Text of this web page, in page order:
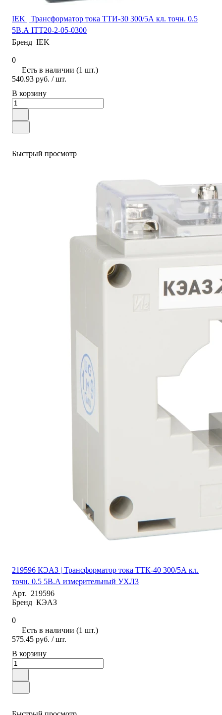
IEK | Трансформатор тока ТТИ-30 300/5А кл. точн. 0.5
5В.А ITT20-2-05-0300
Бренд IEK
0
Есть в наличии (1 шт.)
540.93 руб. / шт.
В корзину
Быстрый просмотр
219596 КЭАЗ | Трансформатор тока ТТК-40 300/5А кл.
точн. 0.5 5В.А измерительный УХЛ3
Арт. 219596
Бренд КЭАЗ
0
Есть в наличии (1 шт.)
575.45 руб. / шт.
В корзину